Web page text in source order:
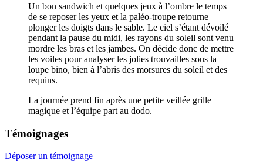
Un bon sandwich et quelques jeux à l’ombre le temps
de se reposer les yeux et la paléo-troupe retourne
plonger les doigts dans le sable. Le ciel s’étant dévoilé
pendant la pause du midi, les rayons du soleil sont venu
mordre les bras et les jambes. On décide donc de mettre
les voiles pour analyser les jolies trouvailles sous la
loupe bino, bien à l’abris des morsures du soleil et des
requins.
La journée prend fin après une petite veillée grille
magique et l’équipe part au dodo.
Témoignages
Déposer un témoignage